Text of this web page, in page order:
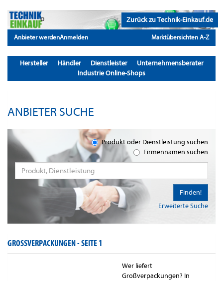
Zurück zu Technik-Einkauf.de
Anbieter werdenAnmelden Marktübersichten A-Z
Hersteller Händler Dienstleister
Unternehmensberater
Industrie Online-Shops
ANBIETER SUCHE
Produkt oder Dienstleistung suchen
Firmennamen suchen
Erweiterte Suche
Finden!
GROSSVERPACKUNGEN -SEITE 1
Wer liefert
Großverpackungen? In